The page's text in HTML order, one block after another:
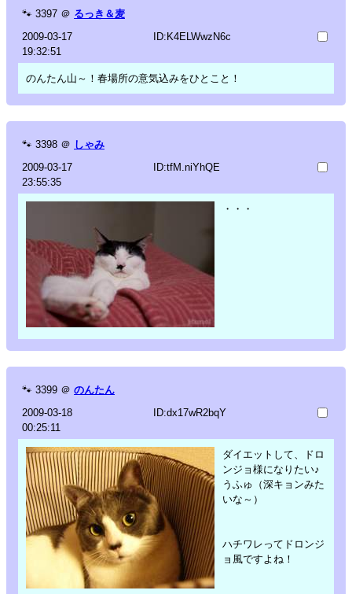
🐾 3397 ＠ るっき＆麦
2009-03-17
19:32:51
ID:K4ELWwzN6c
のんたん山～！春場所の意気込みをひとこと！
🐾 3398 ＠ しゃみ
2009-03-17
23:55:35
ID:tfM.niYhQE
・・・
🐾 3399 ＠ のんたん
2009-03-18
00:25:11
ID:dx17wR2bqY
ダイエットして、ドロ
ンジョ様になりたい♪
うふゅ（深キョンみた
いな～）
ハチワレってドロンジ
ョ風ですよね！